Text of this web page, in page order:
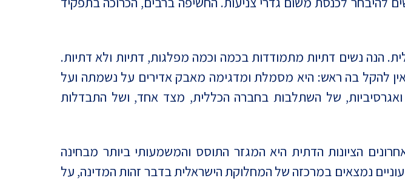
הנה נשים דתיות מתמודדות בכמה וכמה מפלגות, דתיות ולא דתיות.
להקל בה ראש: היא מסמלת ומדגימה מאבק אדירים על נשמתה ועל
ואגרסיביות, של השתלבות בחברה הכללית, מצד אחד, ושל התבדלות
הציונות הדתית היא המגזר התוסס והמשמעותי ביותר מבחינה
נמצאים במרכזה של המחלוקת הישראלית בדבר זהות המדינה, על